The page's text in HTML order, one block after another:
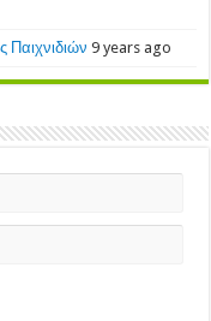
Παιχνιδιών 9 years ago